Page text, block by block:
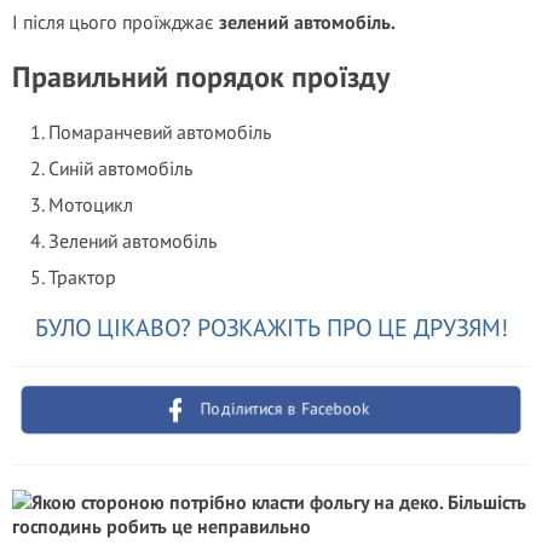
І після цього проїжджає зелений автомобіль.
Правильний порядок проїзду
Помаранчевий автомобіль
Синій автомобіль
Мотоцикл
Зелений автомобіль
Трактор
БУЛО ЦІКАВО? РОЗКАЖІТЬ ПРО ЦЕ ДРУЗЯМ!
Поділитися в Facebook